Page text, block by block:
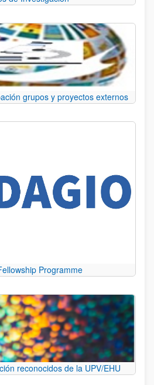
grupos y proyectos externos
Programme
reconocidos de la UPV/EHU